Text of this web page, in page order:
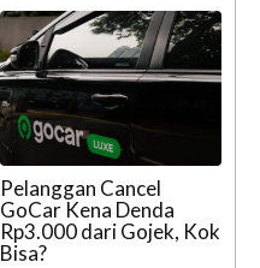
Pelanggan Cancel
GoCar Kena Denda
Rp3.000 dari Gojek, Kok
Bisa?